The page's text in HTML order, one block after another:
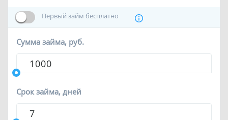
Первый займ бесплатно
Сумма займа, руб.
Срок займа, дней